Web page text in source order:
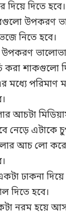
দিয়ে দিতে হবে।
উপকরণ
নিতে হবে।
করা শাকগুলো
মধ্যে পরিমাণ
আচটা
নেড়ে এটাকে
আচ লো করে
ঢাকনা
দিতে হবে।
নরম হয়ে